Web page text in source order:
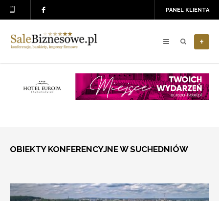
PANEL KLIENTA
+
OBIEKTY KONFERENCYJNE W SUCHEDNIÓW